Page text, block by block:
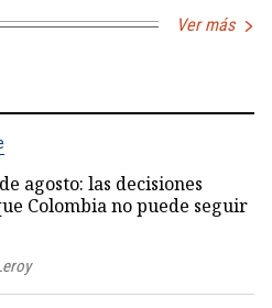
Ver más
agosto: las decisiones
Colombia no puede seguir